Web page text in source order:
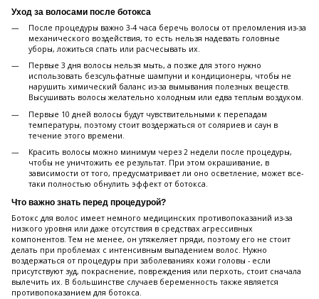
Уход за волосами после ботокса
После процедуры важно 3-4 часа беречь волосы от преломления из-за
механического воздействия, то есть нельзя надевать головные
уборы, ложиться спать или расчесывать их.
Первые 3 дня волосы нельзя мыть, а позже для этого нужно
использовать безсульфатные шампуни и кондиционеры, чтобы не
нарушить химический баланс из-за вымывания полезных веществ.
Высушивать волосы желательно холодным или едва теплым воздухом.
Первые 10 дней волосы будут чувствительными к перепадам
температуры, поэтому стоит воздержаться от соляриев и саун в
течение этого времени.
Красить волосы можно минимум через 2 недели после процедуры,
чтобы не уничтожить ее результат. При этом окрашивание, в
зависимости от того, предусматривает ли оно осветление, может все-
таки полностью обнулить эффект от ботокса.
Что важно знать перед процедурой?
Ботокс для волос имеет немного медицинских противопоказаний из-за
низкого уровня или даже отсутствия в средствах агрессивных
компонентов. Тем не менее, он утяжеляет пряди, поэтому его не стоит
делать при проблемах с интенсивным выпадением волос. Нужно
воздержаться от процедуры при заболеваниях кожи головы - если
присутствуют зуд, покраснение, повреждения или перхоть, стоит сначала
вылечить их. В большинстве случаев беременность также является
противопоказанием для ботокса.